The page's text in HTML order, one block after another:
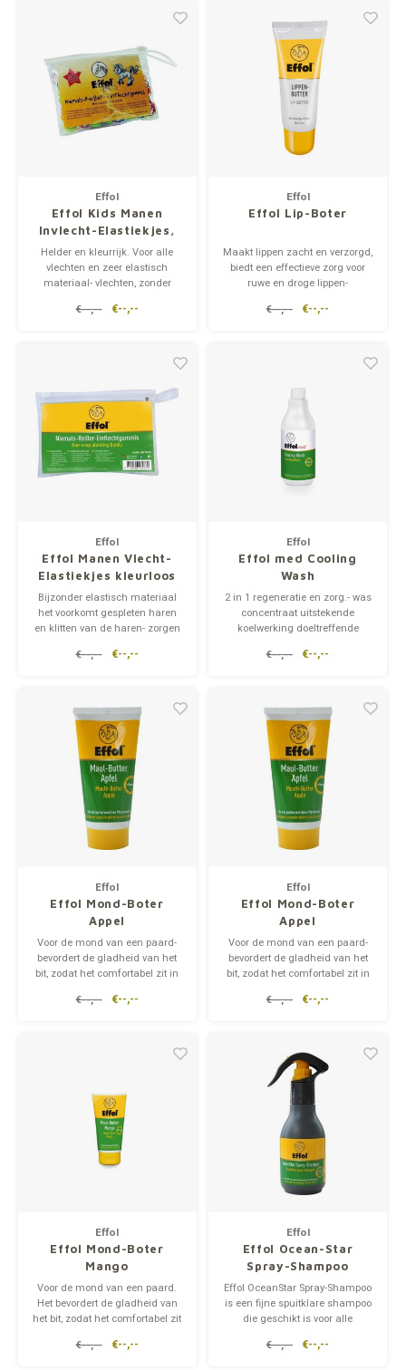
Effol
Effol Kids Manen
Invlecht-Elastiekjes,
bont
Helder en kleurrijk. Voor alle
vlechten en zeer elastisch
materiaal- vlechten, zonder
herbruikbaar
€--,-- €--,--
Effol
Effol Lip-Boter
Maakt lippen zacht en verzorgd,
biedt een effectieve zorg voor
ruwe en droge lippen-
houdt de lippen heerlijk zacht
€--,-- €--,--
Effol
Effol Manen Vlecht-
Elastiekjes kleurloos
Bijzonder elastisch materiaal
het voorkomt gespleten haren
en klitten van de haren- zorgen
vlechtwerk zonder enige schade
€--,-- €--,--
Effol
Effol med Cooling
Wash
2 in 1 regeneratie en zorg.- was
concentraat uitstekende
koelwerking doeltreffende
en reactiveert na
produceert 40l shampooBevat
geen doping.
€--,-- €--,--
Effol
Effol Mond-Boter
Appel
Voor de mond van een paard-
bevordert de gladheid van het
bit, zodat het comfortabel zit in
tevredenheid en dus ook de
€--,-- €--,--
Effol
Effol Mond-Boter
Appel
Voor de mond van een paard-
bevordert de gladheid van het
bit, zodat het comfortabel zit in
tevredenheid en dus ook de
€--,-- €--,--
Effol
Effol Mond-Boter
Mango
Voor de mond van een paard.
Het bevordert de gladheid van
het bit, zodat het comfortabel zit
paard tevredenheid en dus ook
€--,-- €--,--
Effol
Effol Ocean-Star
Spray-Shampoo
Effol OceanStar Spray-Shampoo
is een fijne spuitklare shampoo
die geschikt is voor alle
shampoo kun je jouw paard of
€--,-- €--,--